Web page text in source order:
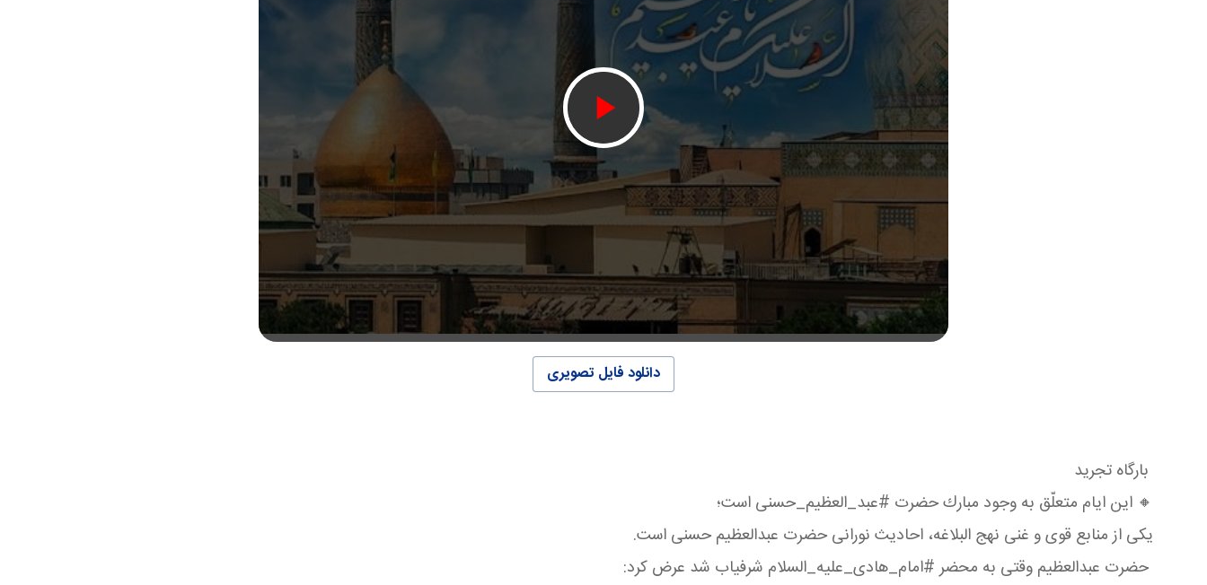
دانلود فایل تصویری
بارگاه تجرید
🔸 این ایام متعلّق به وجود مبارك حضرت #عبد_العظیم_حسنی است؛
یكی از منابع قوی و غنی نهج البلاغه، احادیث نورانی حضرت عبدالعظیم حسنی است.
حضرت عبدالعظیم وقتی به محضر #امام_هادی_علیه_السلام شرفیاب شد عرض كرد: